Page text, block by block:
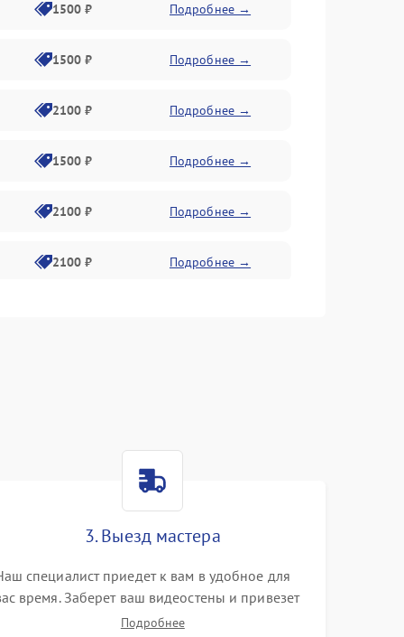
1500 ₽ Подробнее →
1500 ₽ Подробнее →
2100 ₽ Подробнее →
1500 ₽ Подробнее →
2100 ₽ Подробнее →
2100 ₽ Подробнее →
3. Выезд мастера
специалист приедет к вам в удобное для
время. Заберет ваш видеостены и привезет
склад для диагностики.
Подробнее